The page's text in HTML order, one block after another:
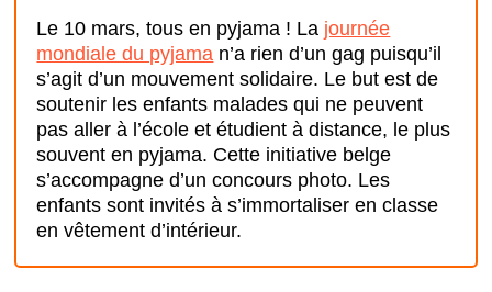
Le 10 mars, tous en pyjama ! La journée
mondiale du pyjama n’a rien d’un gag puisqu’il
s’agit d’un mouvement solidaire. Le but est de
soutenir les enfants malades qui ne peuvent
pas aller à l’école et étudient à distance, le plus
souvent en pyjama. Cette initiative belge
s’accompagne d’un concours photo. Les
enfants sont invités à s’immortaliser en classe
en vêtement d’intérieur.